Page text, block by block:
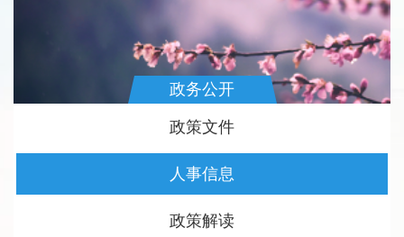
政务公开
政策文件
人事信息
政策解读